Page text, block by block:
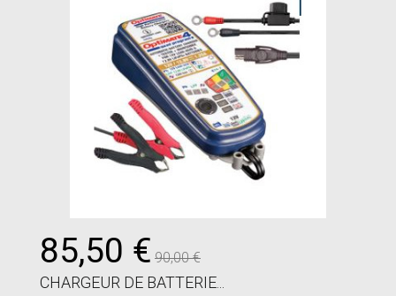
85,50 € 90,00 €
CHARGEUR DE BATTERIE...